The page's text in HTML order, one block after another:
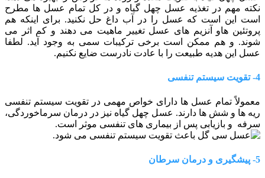
نکته مهم در تغذیه عسل چهل گیاه و در کل تمام عسل ها مطرح
است این است که عسل را در آب داغ حل نکنید. برای اینکه هم
پروتئین هاو آنزیم های عسل تغییر ماهیت می دهند و کم اثر می
شوند. و هم ممکن است برخی ترکیبات سمی به وجود آید. لطفا
عسل این هدیه طبیعت را با عادت نادرست ضایع نکنیم.
4- تقویت سیستم تنفسی
معمولاً تمام عسل ها دارای خواص مهمی در تقویت سیستم تنفسی
ریه ها و شش ها دارند. عسل چهل گیاه نیز در درمان سرماخوردگی،
سرفه و بازیابی پس از بیماری های تنفسی موثر است.
5- پیشگیری و درمان سرطان